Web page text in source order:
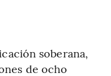
soberana,
de ocho